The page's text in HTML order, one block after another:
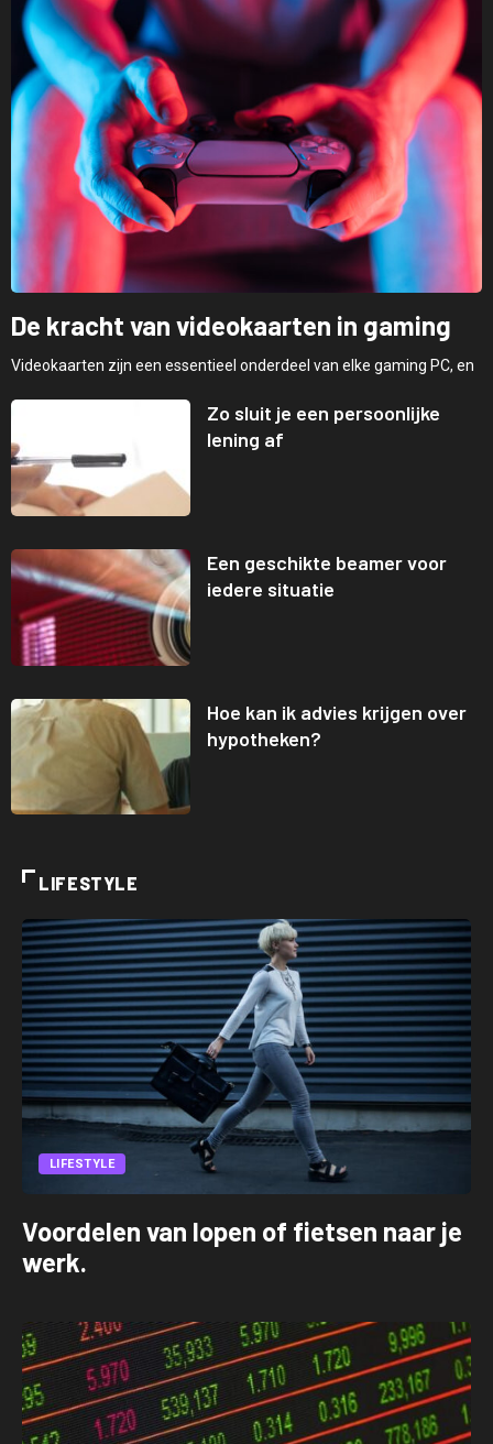
De kracht van videokaarten in gaming
Videokaarten zijn een essentieel onderdeel van elke gaming PC, en
Zo sluit je een persoonlijke
lening af
Een geschikte beamer voor
iedere situatie
Hoe kan ik advies krijgen over
hypotheken?
LIFESTYLE
LIFESTYLE
Voordelen van lopen of fietsen naar je
werk.